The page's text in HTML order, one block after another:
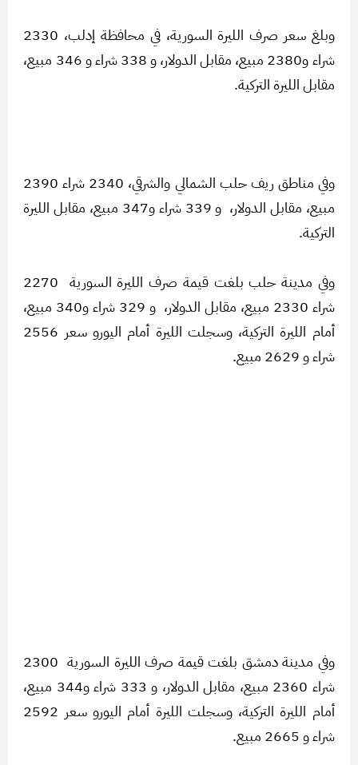
وبلغ سعر صرف الليرة السورية، في محافظة إدلب، 2330
شراء و2380 مبيع، مقابل الدولار، و 338 شراء و 346 مبيع،
مقابل الليرة التركية.
وفي مناطق ريف حلب الشمالي والشرقي، 2340 شراء 2390
مبيع، مقابل الدولار، و 339 شراء و347 مبيع، مقابل الليرة
التركية.
وفي مدينة حلب بلغت قيمة صرف الليرة السورية 2270
شراء 2330 مبيع، مقابل الدولار، و 329 شراء و340 مبيع،
أمام الليرة التركية، وسجلت الليرة أمام اليورو سعر 2556
شراء و 2629 مبيع.
وفي مدينة دمشق بلغت قيمة صرف الليرة السورية 2300
شراء 2360 مبيع، مقابل الدولار، و 333 شراء و344 مبيع،
أمام الليرة التركية، وسجلت الليرة أمام اليورو سعر 2592
شراء و 2665 مبيع.